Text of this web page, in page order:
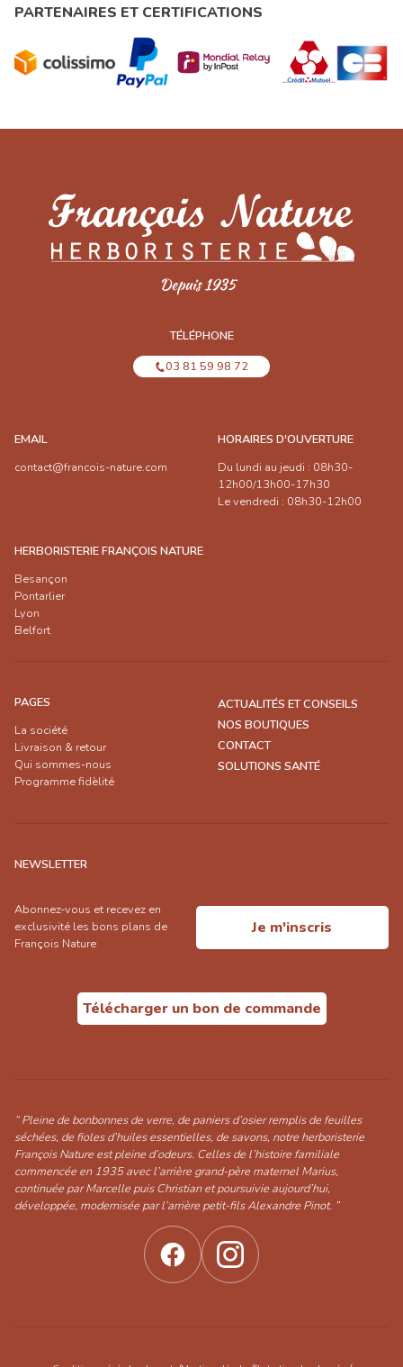
PARTENAIRES ET CERTIFICATIONS
TÉLÉPHONE
03 81 59 98 72
EMAIL
contact@francois-nature.com
HORAIRES D'OUVERTURE
Du lundi au jeudi : 08h30-
12h00/13h00-17h30
Le vendredi : 08h30-12h00
HERBORISTERIE FRANÇOIS NATURE
Besançon
Pontarlier
Lyon
Belfort
PAGES
La société
Livraison & retour
Qui sommes-nous
Programme fidèlité
ACTUALITÉS ET CONSEILS
NOS BOUTIQUES
CONTACT
SOLUTIONS SANTÉ
NEWSLETTER
Abonnez-vous et recevez en
exclusivité les bons plans de
François Nature
Je m'inscris
Télécharger un bon de commande
“ Pleine de bonbonnes de verre, de paniers d’osier remplis de feuilles
séchées, de fioles d’huiles essentielles, de savons, notre herboristerie
François Nature est pleine d’odeurs. Celles de l’histoire familiale
commencée en 1935 avec l’arrière grand-père maternel Marius,
continuée par Marcelle puis Christian et poursuivie aujourd’hui,
développée, modernisée par l’arrière petit-fils Alexandre Pinot. ”